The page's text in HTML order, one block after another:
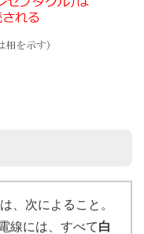
、次によること。
線には、すべて白